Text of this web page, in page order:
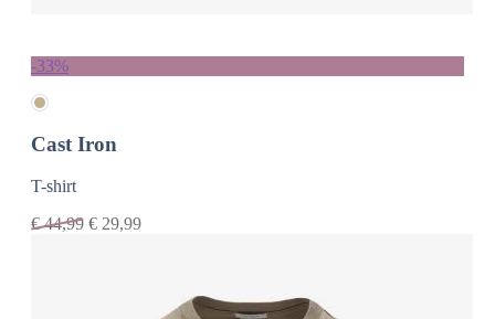
-33%
Cast Iron
T-shirt
€44,99 € 29,99